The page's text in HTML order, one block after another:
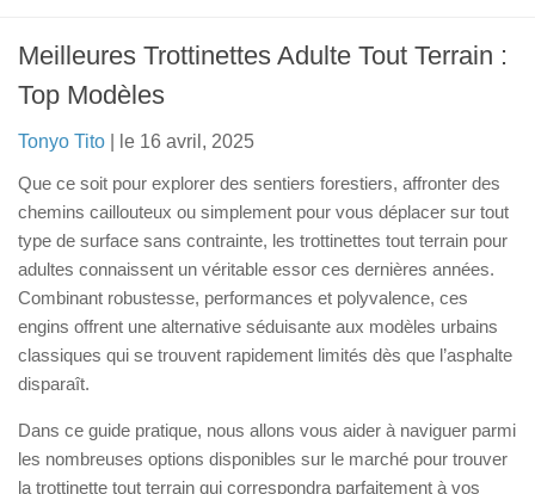
Trottinettes électriques puissantes (65-100km/h)
Autres produits
Skateboards électrique
Drift trikes
Pocket bikes
Draisiennes
Meilleures Trottinettes Adulte Tout Terrain :
Top Modèles
Tonyo Tito | le 16 avril, 2025
Que ce soit pour explorer des sentiers forestiers, affronter des
chemins caillouteux ou simplement pour vous déplacer sur tout
type de surface sans contrainte, les trottinettes tout terrain pour
adultes connaissent un véritable essor ces dernières années.
Combinant robustesse, performances et polyvalence, ces
engins offrent une alternative séduisante aux modèles urbains
classiques qui se trouvent rapidement limités dès que l’asphalte
disparaît.
Dans ce guide pratique, nous allons vous aider à naviguer parmi
les nombreuses options disponibles sur le marché pour trouver
la trottinette tout terrain qui correspondra parfaitement à vos